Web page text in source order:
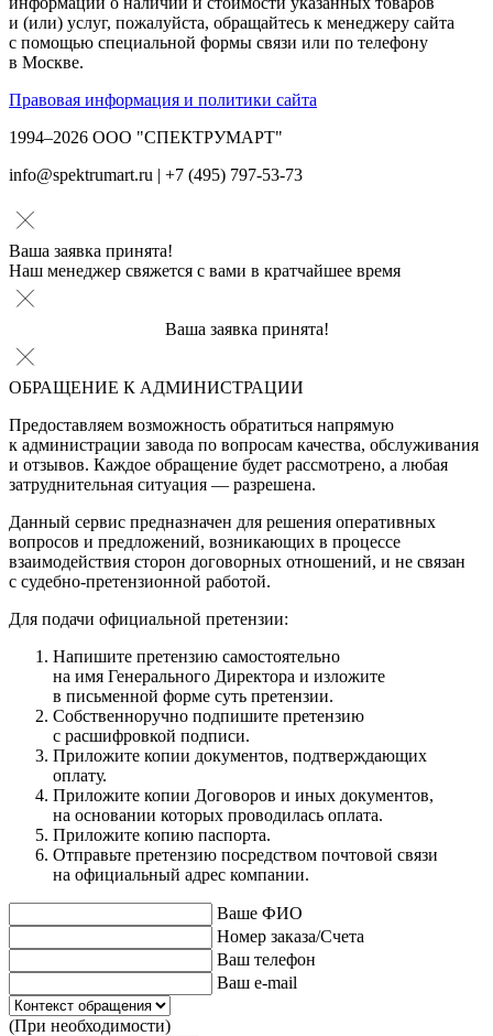
и (или) услуг, пожалуйста, обращайтесь к менеджеру сайта
с помощью специальной формы связи или по телефону
в Москве.
Правовая информация и политики сайта
1994–2026 ООО "СПЕКТРУМАРТ"
info@spektrumart.ru | +7 (495) 797-53-73
Ваша заявка принята!
Наш менеджер свяжется с вами в кратчайшее время
Ваша заявка принята!
ОБРАЩЕНИЕ К АДМИНИСТРАЦИИ
Предоставляем возможность обратиться напрямую
к администрации завода по вопросам качества, обслуживания
и отзывов. Каждое обращение будет рассмотрено, а любая
затруднительная ситуация — разрешена.
Данный сервис предназначен для решения оперативных
вопросов и предложений, возникающих в процессе
взаимодействия сторон договорных отношений, и не связан
с судебно-претензионной работой.
Для подачи официальной претензии:
Напишите претензию самостоятельно
на имя Генерального Директора и изложите
в письменной форме суть претензии.
Собственноручно подпишите претензию
с расшифровкой подписи.
Приложите копии документов, подтверждающих
оплату.
Приложите копии Договоров и иных документов,
на основании которых проводилась оплата.
Приложите копию паспорта.
Отправьте претензию посредством почтовой связи
на официальный адрес компании.
Ваше ФИО
Номер заказа/Счета
Ваш телефон
Ваш e-mail
(При необходимости)